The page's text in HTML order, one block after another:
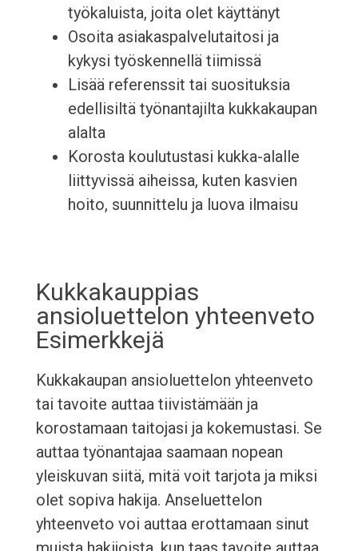
työkaluista, joita olet käyttänyt
Osoita asiakaspalvelutaitosi ja
kykysi työskennellä tiimissä
Lisää referenssit tai suosituksia
edellisiltä työnantajilta kukkakaupan
alalta
Korosta koulutustasi kukka-alalle
liittyvissä aiheissa, kuten kasvien
hoito, suunnittelu ja luova ilmaisu
Kukkakauppias
ansioluettelon yhteenveto
Esimerkkejä
Kukkakaupan ansioluettelon yhteenveto
tai tavoite auttaa tiivistämään ja
korostamaan taitojasi ja kokemustasi. Se
auttaa työnantajaa saamaan nopean
yleiskuvan siitä, mitä voit tarjota ja miksi
olet sopiva hakija. Anseluettelon
yhteenveto voi auttaa erottamaan sinut